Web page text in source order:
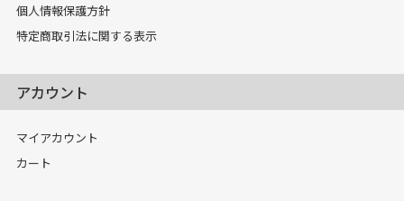
個人情報保護方針
特定商取引法に関する表示
アカウント
マイアカウント
カート